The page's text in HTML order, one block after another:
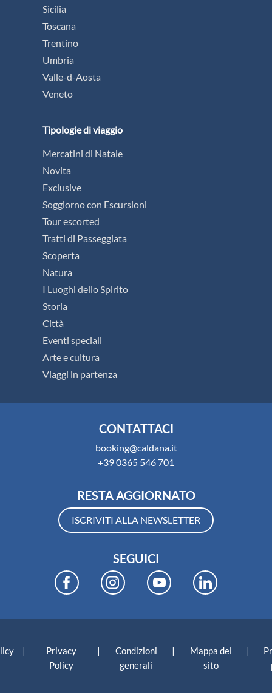
Sicilia
Toscana
Trentino
Umbria
Valle-d-Aosta
Veneto
Tipologie di viaggio
Mercatini di Natale
Novita
Exclusive
Soggiorno con Escursioni
Tour escorted
Tratti di Passeggiata
Scoperta
Natura
I Luoghi dello Spirito
Storia
Città
Eventi speciali
Arte e cultura
Viaggi in partenza
CONTATTACI
booking@caldana.it
+39 0365 546 701
RESTA AGGIORNATO
ISCRIVITI ALLA NEWSLETTER
SEGUICI
|
Privacy
Policy
|
Condizioni
generali
|
Mappa del
sito
|